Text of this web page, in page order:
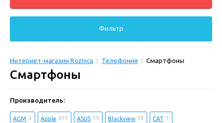
Фильтр
Интернет-магазин Roznica Телефония Смартфоны
Смартфоны
Производитель:
AGM 3 Apple 615 ASUS 15 Blackview 74 CAT 1